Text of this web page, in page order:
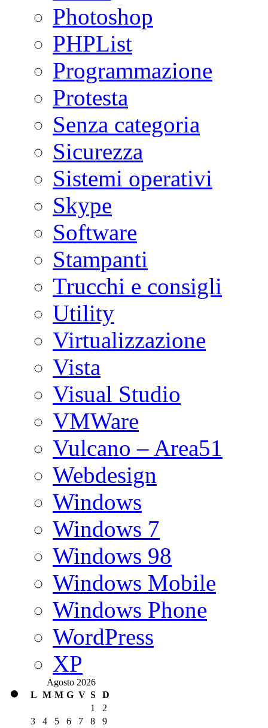
Photoshop
PHPList
Programmazione
Protesta
Senza categoria
Sicurezza
Sistemi operativi
Skype
Software
Stampanti
Trucchi e consigli
Utility
Virtualizzazione
Vista
Visual Studio
VMWare
Vulcano – Area51
Webdesign
Windows
Windows 7
Windows 98
Windows Mobile
Windows Phone
WordPress
XP
Agosto 2026
L M M G V S
D
1
2
3
4 5 6 7 8
9